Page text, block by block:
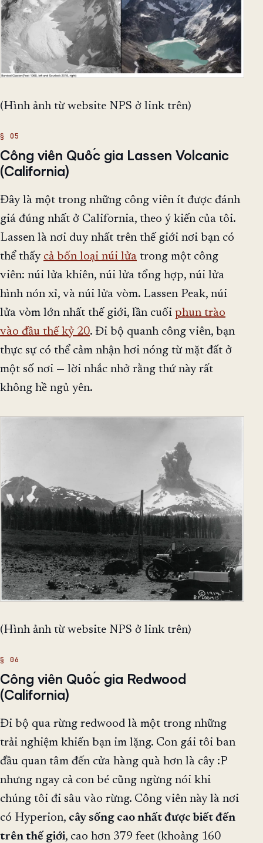
(Hình ảnh từ website NPS ở link trên)
Công viên Quốc gia Lassen Volcanic
(California)
Đây là một trong những công viên ít được đánh
giá đúng nhất ở California, theo ý kiến của tôi.
Lassen là nơi duy nhất trên thế giới nơi bạn có
thể thấy cả bốn loại núi lửa trong một công
viên: núi lửa khiên, núi lửa tổng hợp, núi lửa
hình nón xỉ, và núi lửa vòm. Lassen Peak, núi
lửa vòm lớn nhất thế giới, lần cuối phun trào
vào đầu thế kỷ 20. Đi bộ quanh công viên, bạn
thực sự có thể cảm nhận hơi nóng từ mặt đất ở
một số nơi — lời nhắc nhở rằng thứ này rất
không hề ngủ yên.
(Hình ảnh từ website NPS ở link trên)
Công viên Quốc gia Redwood
(California)
Đi bộ qua rừng redwood là một trong những
trải nghiệm khiến bạn im lặng. Con gái tôi ban
đầu quan tâm đến cửa hàng quà hơn là cây :P
nhưng ngay cả con bé cũng ngừng nói khi
chúng tôi đi sâu vào rừng. Công viên này là nơi
có Hyperion, cây sống cao nhất được biết đến
trên thế giới, cao hơn 379 feet (khoảng 160